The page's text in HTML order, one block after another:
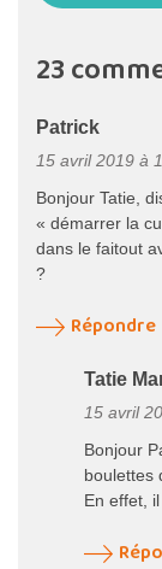
23
Patrick
15 avril 2019 à
Bonjour Tatie,
« démarrer la
dans le faitout
?
Répondre
Tatie
15 avril
Bonjour
boulettes
En effet,